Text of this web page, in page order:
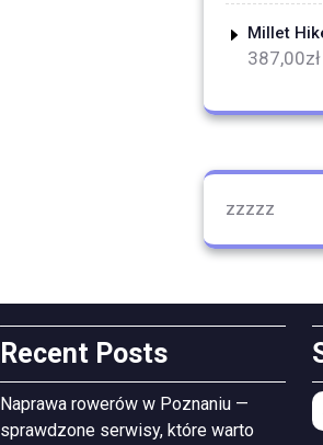
Millet
387,00zł
zzzzz
Recent Posts
Naprawa rowerów w Poznaniu —
sprawdzone serwisy, które warto